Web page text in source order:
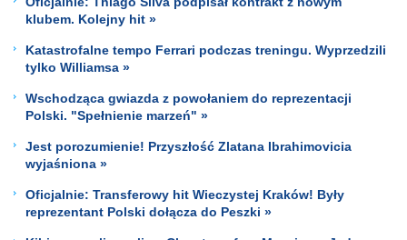
klubem. Kolejny hit »
Katastrofalne tempo Ferrari podczas treningu. Wyprzedzili
tylko Williamsa »
Wschodząca gwiazda z powołaniem do reprezentacji
Polski. "Spełnienie marzeń" »
Jest porozumienie! Przyszłość Zlatana Ibrahimovicia
wyjaśniona »
Oficjalnie: Transferowy hit Wieczystej Kraków! Były
reprezentant Polski dołącza do Peszki »